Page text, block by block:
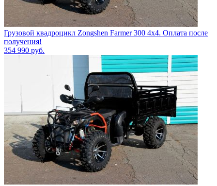
Грузовой квадроцикл Zongshen Farmer 300 4х4. Оплата после
получения!
354 990 руб.